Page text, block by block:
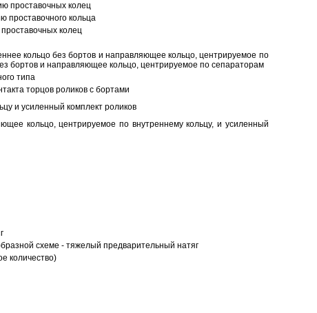
проставочных колец
проставочного кольца
колец
кольцо без бортов и направляющее кольцо, центрируемое по
бортов и направляющее кольцо, центрируемое по сепараторам
типа
торцов роликов с бортами
и усиленный комплект роликов
кольцо, центрируемое по внутреннему кольцу, и усиленный
схеме - тяжелый предварительный натяг
количество)